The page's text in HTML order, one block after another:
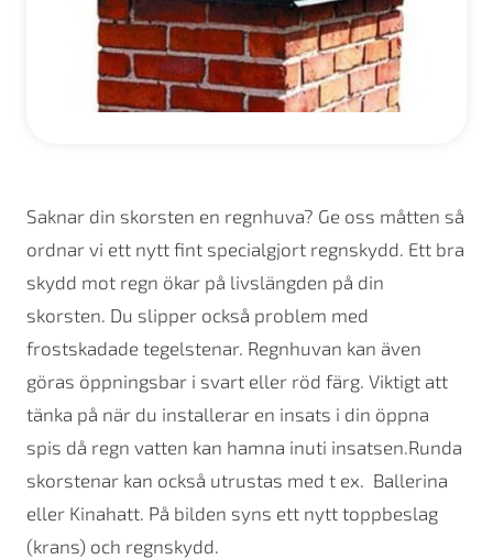
Saknar din skorsten en regnhuva? Ge oss måtten så
ordnar vi ett nytt fint specialgjort regnskydd. Ett bra
skydd mot regn ökar på livslängden på din
skorsten. Du slipper också problem med
frostskadade tegelstenar. Regnhuvan kan även
göras öppningsbar i svart eller röd färg. Viktigt att
tänka på när du installerar en insats i din öppna
spis då regn vatten kan hamna inuti insatsen.Runda
skorstenar kan också utrustas med t ex. Ballerina
eller Kinahatt. På bilden syns ett nytt toppbeslag
(krans) och regnskydd.